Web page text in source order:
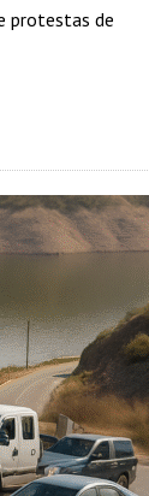
protestas de